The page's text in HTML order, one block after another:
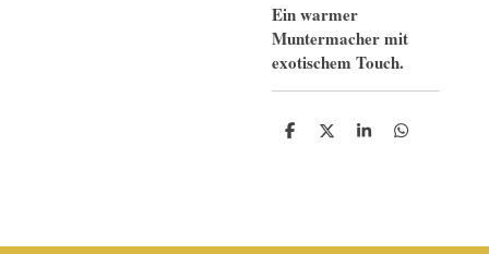
Ein warmer
Muntermacher mit
exotischem Touch.
T
T
T
T